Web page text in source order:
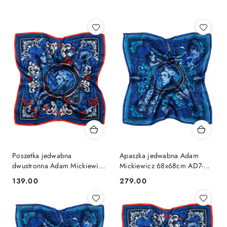
Poszetka jedwabna
dwustronna Adam Mickiewicz
30x30cm PJ-400
Cena:
139.00
Apaszka jedwabna Adam
Mickiewicz 68x68cm AD7-
492
Cena:
279.00